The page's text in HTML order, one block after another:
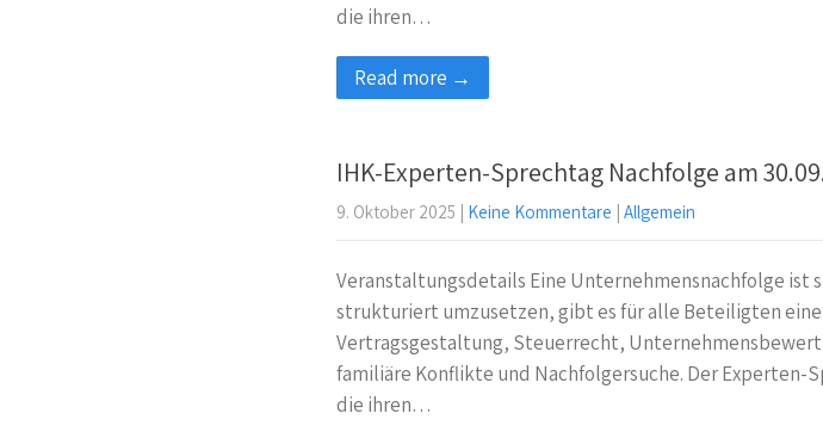
die ihren…
Read more →
IHK-Experten-Sprechtag Nachfolge am
9. Oktober 2025 | Keine Kommentare | Allgemein
Veranstaltungsdetails Eine Unternehmensnachfolge ist
strukturiert umzusetzen, gibt es für alle Beteiligten eine
Vertragsgestaltung, Steuerrecht,
familiäre Konflikte und Nachfolgersuche. Der
die ihren…